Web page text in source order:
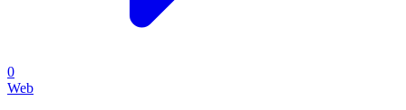
0
Web